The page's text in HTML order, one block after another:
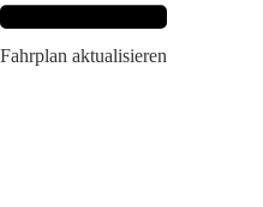
Fahrplan aktualisieren